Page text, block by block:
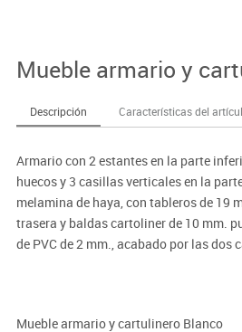
Mueble armario y
Descripción Características del
Armario con 2 estantes en la parte
huecos y 3 casillas verticales en la
melamina de haya, con tableros de 19
trasera y baldas cartoliner de 10 mm.
de PVC de 2 mm., acabado por las dos
baldas, mediante conjunto de unión,
Mueble armario y cartulinero Blanco